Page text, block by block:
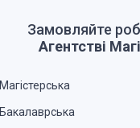
Замовляйте
Агентстві
Магістерська
Бакалаврська